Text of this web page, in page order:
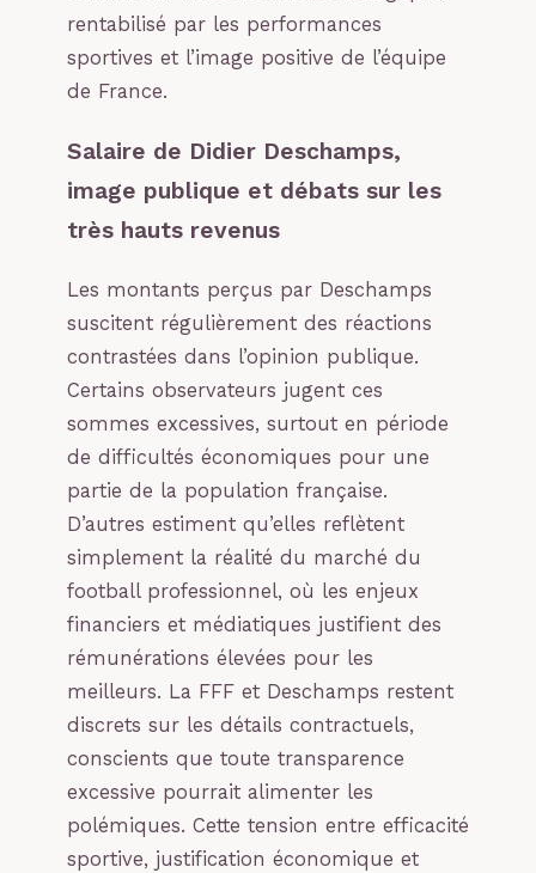
rentabilisé par les performances
sportives et l’image positive de l’équipe
de France.
Salaire de Didier Deschamps,
image publique et débats sur les
très hauts revenus
Les montants perçus par Deschamps
suscitent régulièrement des réactions
contrastées dans l’opinion publique.
Certains observateurs jugent ces
sommes excessives, surtout en période
de difficultés économiques pour une
partie de la population française.
D’autres estiment qu’elles reflètent
simplement la réalité du marché du
football professionnel, où les enjeux
financiers et médiatiques justifient des
rémunérations élevées pour les
meilleurs. La FFF et Deschamps restent
discrets sur les détails contractuels,
conscients que toute transparence
excessive pourrait alimenter les
polémiques. Cette tension entre efficacité
sportive, justification économique et